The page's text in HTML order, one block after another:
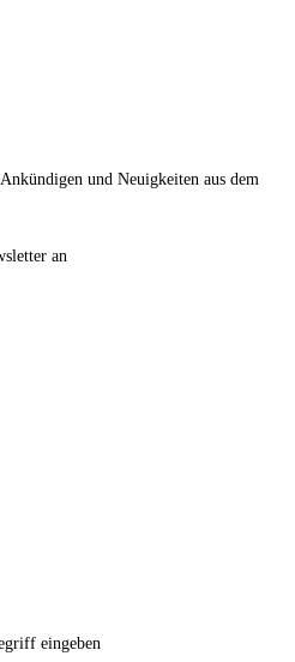
und Neuigkeiten aus dem
an
eingeben